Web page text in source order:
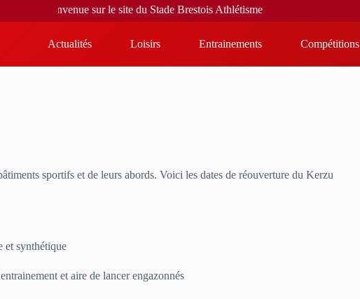
Bienvenue sur le site du Stade Brestois Athlétisme
Actualités Loisirs Entrainements Compétitions
sportifs et de leurs abords. Voici les dates de réouverture du Kerzu
et synthétique
et aire de lancer engazonnés